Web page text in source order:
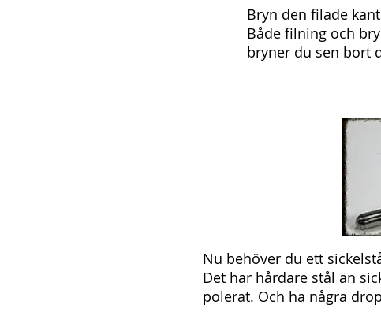
Bryn den filade
Både filning och
bryner du sen bort
Nu behöver du ett
Det har hårdare stål än
polerat. Och ha några